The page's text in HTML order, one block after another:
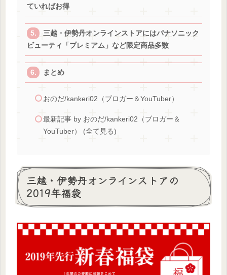
ていればお得
三越・伊勢丹オンラインストアにはパナソニック
ビューティ「プレミアム」など限定商品多数
まとめ
おのだ/kankeri02（ブロガー＆YouTuber）
最新記事 by おのだ/kankeri02（ブロガー＆
YouTuber） (全て見る)
三越・伊勢丹オンラインストアの
2019年福袋